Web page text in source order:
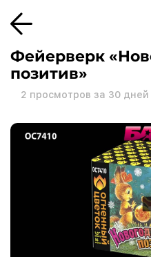
Фейерверк
позитив»
2 просмотров за 30 дней